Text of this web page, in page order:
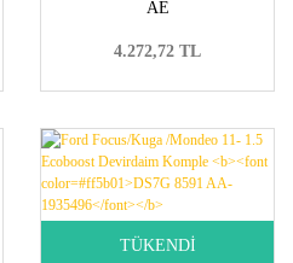
AE
4.272,72 TL
TÜKENDİ